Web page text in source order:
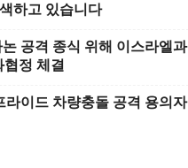
하고 있습니다
공격 종식 위해 이스라엘과
정 체결
라이드 차량충돌 공격 용의자